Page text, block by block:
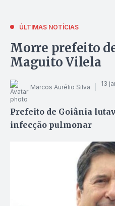
ÚLTIMAS NOTÍCIAS
Morre prefeito
Maguito Vilela
Marcos Aurélio Silva 13
Prefeito de Goiânia
infecção pulmonar